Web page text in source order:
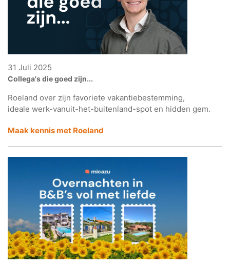
31 Juli 2025
Collega's die goed zijn...
Roeland over zijn favoriete vakantiebestemming,
ideale werk-vanuit-het-buitenland-spot en hidden gem.
Maak kennis met Roeland